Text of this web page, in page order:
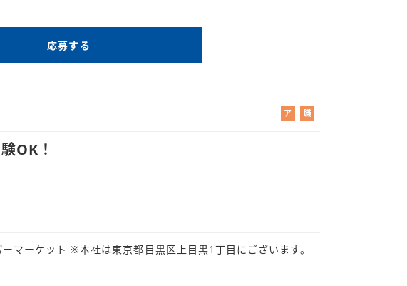
応募する
ア
職
OK！
マーケット ※本社は東京都目黒区上目黒1丁目にございます。